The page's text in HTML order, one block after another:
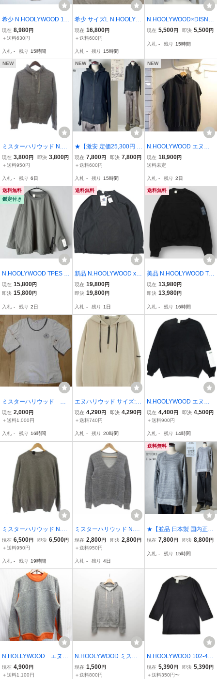
希少 N.HOOLYWOOD 12
12-CS50-044 pieces エヌ
ハリウッド チェック 切替
chive 03SS 00s y2k 復刻
ブラック 黒 36
現在 8,980円
＋送料630円
入札 - 残り 15時間
希少 サイズL N.HOOLYW
OOD TPES × LOOPWHE
ELER SWEAT SHIRT H.G
ループウィラー 別注 スウ
ェット vintage archive
現在 16,800円
＋送料600円
入札 - 残り 15時間
N.HOOLYWOOD×DISNE
Y エヌハリ ミスハリ 24A
SHIRT ミッキーマウス ス
オーバーサイズ
現在 5,500円 即決 5,500円
入札 - 残り 15時間
NEW
ミスターハリウッド N.H
OOLYWOOD パーカー ジ
ャケット 長袖 裏毛 フル
レー メンズ
現在 3,800円 即決 3,800円
＋送料950円
入札 - 残り 6日
NEW
★【激安 定価25,300円 国
内正規品 定番】n.hoolyw
ood エヌハリウッド 47pi
ェット パーカ フーディ 4
0 ブラック
現在 7,800円 即決 7,800円
＋送料600円
入札 - 残り 15時間
NEW
N.HOOLYWOOD エヌハ
リウッド ノースリー
ブ スウェット パーカ
様 サイズS 26ＳＳ C
8-D109 定価29700円
現在 18,900円
送料未定
入札 - 残り 2日
送料無料
鑑定付き
N.HOOLYWOOD TPES 2
4SS ナイロンロングスリ
ーブシャツ 42 カットソー
現在 15,800円
即決 15,800円
入札 - 残り 2日
送料無料
新品 N.HOOLYWOOD x C
hampion エヌハリウッド
チャンピオン 26SS REV
ATSHIRT ドルマンスウェ
ット C8-D411 S CHARC
OAL
現在 19,800円
即決 19,800円
入札 - 残り 1日
送料無料
美品 N.HOOLYWOOD TE
ST PRODUCT EXCHAN
GE SERVICE 25AW クル
ツ 9252-CS04-009 36 ブ
ラック 裏起毛 長袖 TPES
現在 13,980円
即決 13,980円
入札 - 残り 16時間
ミスターハリウッド N.
HOOLYWOOD ルシファ
ー期 ７分袖Ｔシャツ
現在 2,000円
＋送料1,000円
入札 - 残り 16時間
エヌハリウッド サイズ:38
23SS 2231-CS02-062 ハ
ーフジップパーカー 中古
現在 4,290円 即決 4,290円
＋送料740円
入札 - 残り 20時間
N.HOOLYWOOD エヌハ
リウッド エクスチェンジ
サービス クルーネック ス
ー プリント ロゴ 裏起毛 3
8 黒
現在 4,400円 即決 4,500円
＋送料900円
入札 - 残り 14時間
ミスターハリウッド N.H
OOLYWOOD バイアス ク
ルーネックニット セータ
ー 272-KT02-036peg /BM
現在 6,500円 即決 6,500円
＋送料950円
入札 - 残り 19時間
ミスターハリウッド N.H
OOLYWOOD トレーナー
スウェット 38 グレー Vネ
Y03 メンズ
現在 2,800円 即決 2,800円
＋送料950円
入札 - 残り 4日
送料無料
★【並品 日本製 国内正規
品 名作アーカイブ 定価2
nder Wear ミスターハリ
現在 7,800円 即決 8,800円
入札 - 残り 15時間
N.HOLLYWOOD エヌハ
リウッド セーター メ
ンズ40 グレー オレンジ
現在 4,900円
＋送料1,100円
N.HOOLYWOOD ミスタ
ーハリウッド ジップパー
カー 36 グレー スウェッ
現在 1,500円
＋送料800円
N.HOOLYWOOD 102-45
pieces コットンウール 七
分袖 38 Ｔシャツ カット
現在 5,390円 即決 5,390円
＋送料350円〜